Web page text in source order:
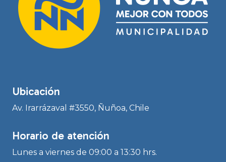
Ubicación
Av. Irarrázaval #3550, Ñuñoa, Chile
Horario de atención
Lunes a viernes de 09:00 a 13:30 hrs.